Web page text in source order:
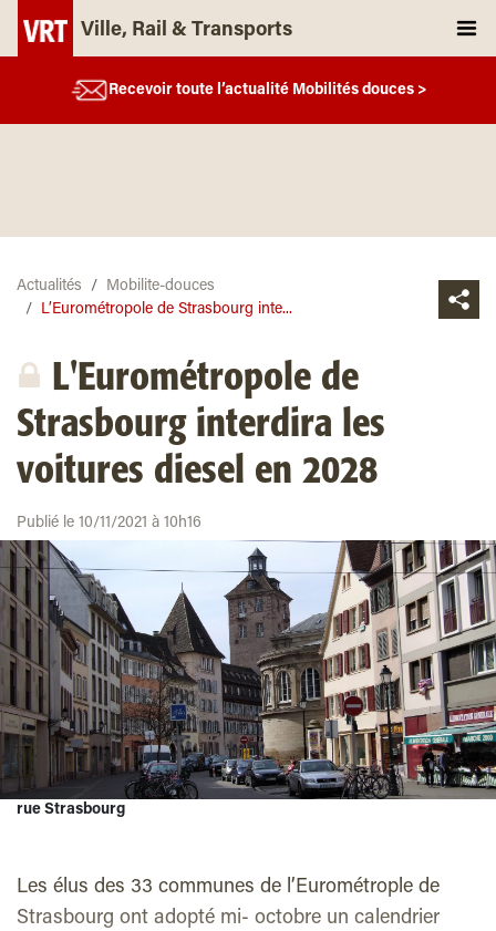
Ville, Rail & Transports
Recevoir toute l’actualité Mobilités douces >
Actualités
Mobilite-douces
L’Eurométropole de Strasbourg inte...
L'Eurométropole de
Strasbourg interdira les
voitures diesel en 2028
Publié le 10/11/2021 à 10h16
rue Strasbourg
Les élus des 33 communes de l’Eurométrople de
Strasbourg ont adopté mi- octobre un calendrier